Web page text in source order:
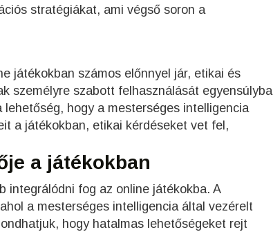
stratégiákat, ami végső soron a
játékokban számos előnnyel jár, etikai és
személyre szabott felhasználását egyensúlyba
hogy a mesterséges intelligencia
a játékokban, etikai kérdéseket vet fel,
a játékokban
integrálódni fog az online játékokba. A
a mesterséges intelligencia által vezérelt
hogy hatalmas lehetőségeket rejt